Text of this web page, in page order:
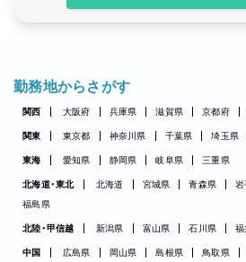
勤務地からさがす
関西 大阪府 兵庫県 滋賀県 京都府
関東 東京都 神奈川県 千葉県 埼玉県
東海 愛知県 静岡県 岐阜県 三重県
北海道・東北 北海道 宮城県 青森県 岩
福島県
北陸・甲信越 新潟県 富山県 石川県 福
中国 広島県 岡山県 島根県 鳥取県